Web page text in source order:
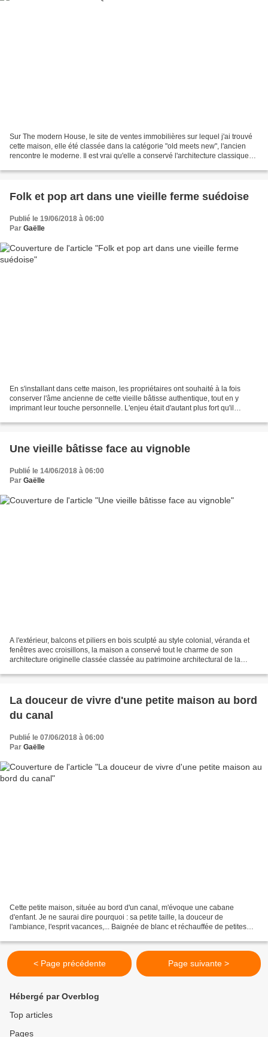
Sur The modern House, le site de ventes immobilières sur lequel j'ai trouvé
cette maison, elle été classée dans la catégorie "old meets new", l'ancien
rencontre le moderne. Il est vrai qu'elle a conservé l'architecture classique
Folk et pop art dans une vieille ferme suédoise
Publié le 19/06/2018 à 06:00
Par Gaëlle
En s'installant dans cette maison, les propriétaires ont souhaité à la fois
conserver l'âme ancienne de cette vieille bâtisse authentique, tout en y
imprimant leur touche personnelle. L'enjeu était d'autant plus fort qu'il
Une vieille bâtisse face au vignoble
Publié le 14/06/2018 à 06:00
Par Gaëlle
A l'extérieur, balcons et piliers en bois sculpté au style colonial, véranda et
fenêtres avec croisillons, la maison a conservé tout le charme de son
architecture originelle classée classée au patrimoine architectural de la
La douceur de vivre d'une petite maison au bord
du canal
Publié le 07/06/2018 à 06:00
Par Gaëlle
Cette petite maison, située au bord d'un canal, m'évoque une cabane
d'enfant. Je ne saurai dire pourquoi : sa petite taille, la douceur de
l'ambiance, l'esprit vacances,... Baignée de blanc et réchauffée de petites
< Page précédente Page suivante >
Hébergé par Overblog
Top articles
Pages